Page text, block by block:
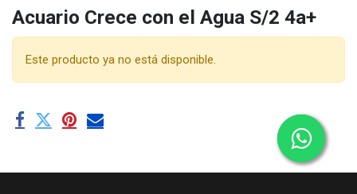
Acuario Crece con el Agua S/2 4a+
Este producto ya no está disponible.